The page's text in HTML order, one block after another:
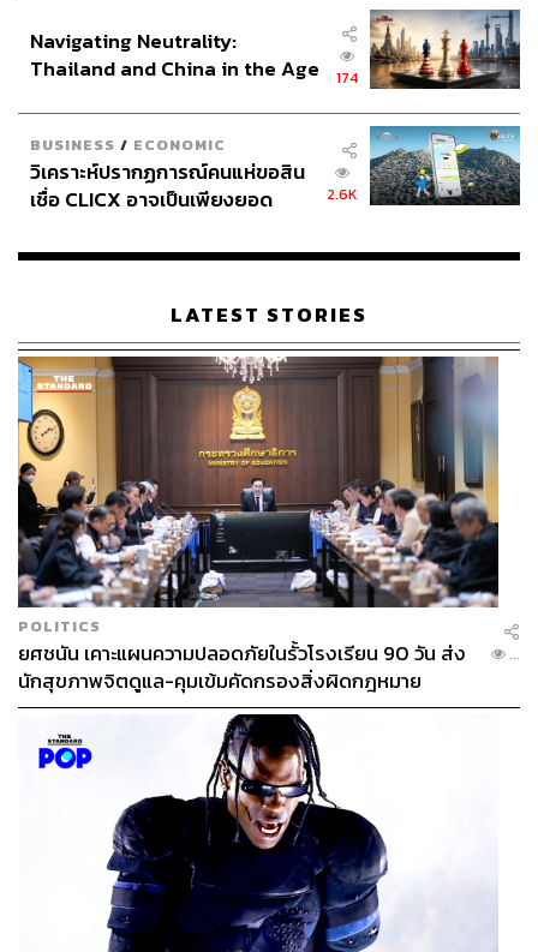
Navigating Neutrality:
Thailand and China in the Age
174
BUSINESS / ECONOMIC
วิเคราะห์ปรากฏการณ์คนแห่ขอสิน
เชื่อ CLICX อาจเป็นเพียงยอด
เรือนไทยที่ถูกซุกไว้
2.6K
LATEST STORIES
POLITICS
ยศชนัน เคาะแผนความปลอดภัยในรั้วโรงเรียน 90 วัน ส่ง
นักสุขภาพจิตดูแล-คุมเข้มคัดกรองสิ่งผิดกฎหมาย
...